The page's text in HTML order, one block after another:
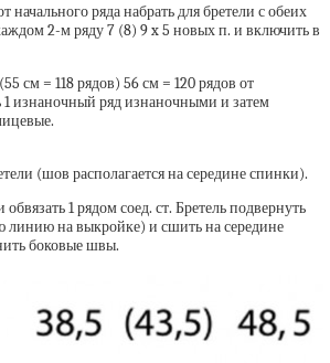
начального ряда набрать для бретели с обеих
2-м ряду 7 (8) 9 x 5 новых п. и включить в
см = 118 рядов) 56 см = 120 рядов от
1 изнаночный ряд изнаночными и затем
(шов располагается на середине спинки).
1 рядом соед. ст. Бретель подвернуть
линию на выкройке) и сшить на середине
боковые швы.